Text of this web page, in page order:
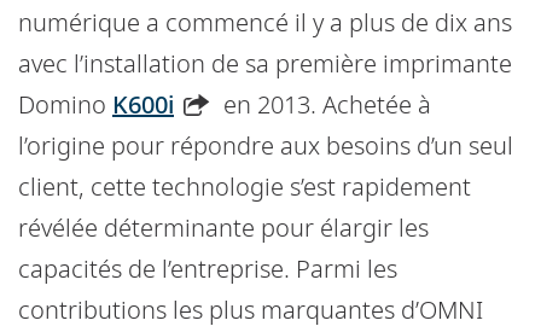
numérique a commencé il y a plus de dix ans
avec l’installation de sa première imprimante
Domino K600i
en 2013. Achetée à
l’origine pour répondre aux besoins d’un seul
client, cette technologie s’est rapidement
révélée déterminante pour élargir les
capacités de l’entreprise. Parmi les
contributions les plus marquantes d’OMNI